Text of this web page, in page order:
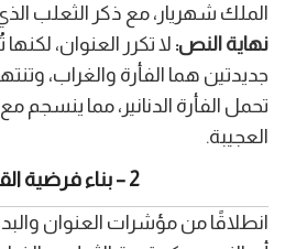
الملك شهريار، مع ذكر الثعلب
نهاية النص: لا تكرر العنوان،
جديدتين هما الفأرة والغراب،
تحمل الفأرة الدنانير، مما ينسجم
العجيبة.
2 – بناء فرضية القراءة:
انطلاقًا من مؤشرات العنوان